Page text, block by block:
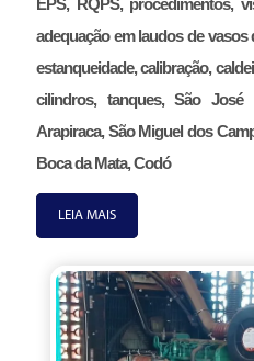
adequação em laudos de
estanqueidade, calibração,
cilindros, tanques, São José
Arapiraca, São Miguel dos
Boca da Mata, Codó
LEIA MAIS